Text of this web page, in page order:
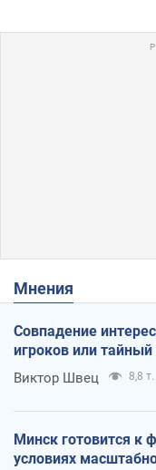
Мнения
Совпадение
игроков или
Виктор Швец 8,8 т.
Минск готовится к
условиях